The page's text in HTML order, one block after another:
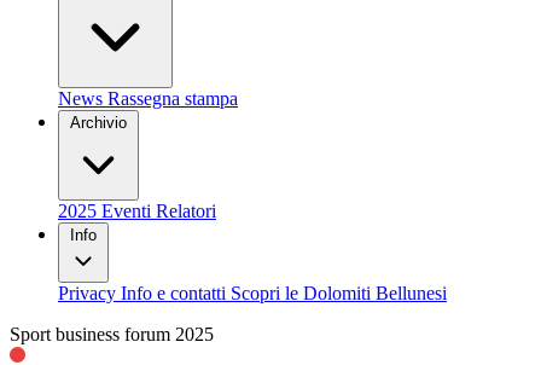
News Rassegna stampa
Archivio
2025 Eventi Relatori
Info
Privacy Info e contatti Scopri le Dolomiti Bellunesi
Sport business forum 2025